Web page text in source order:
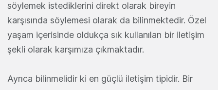
söylemek istediklerini direkt olarak bireyin
karşısında söylemesi olarak da bilinmektedir. Özel
yaşam içerisinde oldukça sık kullanılan bir iletişim
şekli olarak karşımıza çıkmaktadır.
Ayrıca bilinmelidir ki en güçlü iletişim tipidir. Bir